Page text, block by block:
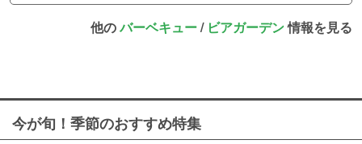
他のバーベキュー/ ビアガーデン情報を見る
今が旬！季節のおすすめ特集